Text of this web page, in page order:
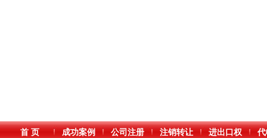
首 页 成功案例 公司注册 注销转让 进出口权